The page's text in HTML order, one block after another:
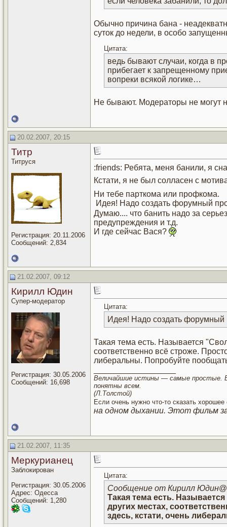
Обычно причина бана -
суток до недели, в особо
Цитата:
ведь бывают случаи, когда в
прибегает к запрещенному
вопреки всякой логике…
Не бывают. Модераторы не могут
20.02.2007, 20:15
Титр
Титруся
Регистрация: 20.11.2006
Сообщений: 2,834
:friends: Ребята, меня банили, я
Кстати, я не был солласен с
Ни тебе парткома или профкома.
Идея! Надо создать форумный
Думаю.... что банить надо за
предупреждения и т.д.
И где сейчас Вася?
21.02.2007, 09:12
Кирилл Юдин
Супер-модератор
Регистрация: 30.05.2006
Сообщений: 16,698
Цитата:
Идея! Надо создать
Такая тема есть. Называется
соответственно всё строже.
либеральны. Попробуйте
Величайшие истины — самые простые.
понятны всем.
(Л.Толстой)
Если очень нужно что-то сказать
на одном дыхании. Этот фильм
21.02.2007, 11:35
Меркурианец
Заблокирован
Регистрация: 30.05.2006
Адрес: Одесса
Сообщений: 1,280
Цитата:
Сообщение от Кирилл Юдин
Такая тема есть.
других местах,
здесь, кстати, очень